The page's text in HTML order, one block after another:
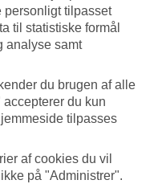
personligt tilpasset
til statistiske formål
analyse samt
du brugen af alle
du kun
tilpasses
af cookies du vil
på "Administrer".